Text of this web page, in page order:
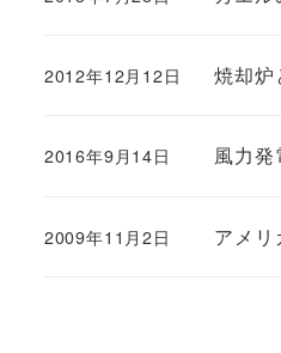
焼却炉
2012年12月12日
風力発
2016年9月14日
アメリ
2009年11月2日